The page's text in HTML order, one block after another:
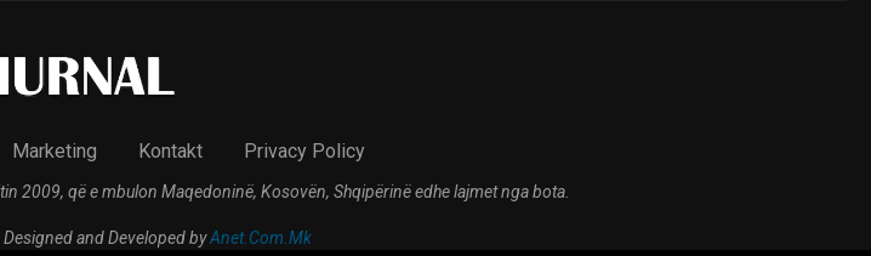
Marketing Kontakt Privacy Policy
2009, që e mbulon Maqedoninë, Kosovën, Shqipërinë edhe lajmet nga bota.
and Developed byAnet.Com.Mk